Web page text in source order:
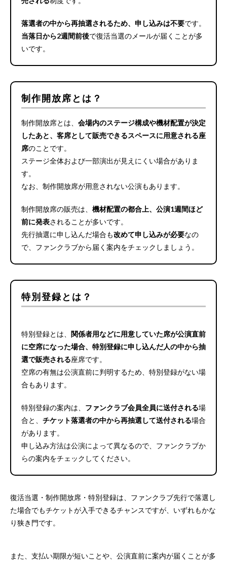
落選者の中から再抽選されるため、申し込みは不要です。
当落日から2週間前後で復活当選のメールが届くことが多
いです。
制作開放席とは？
制作開放席とは、 会場内のステージ構成や機材配置が決定
したあと、客席として販売できるスペースに用意される座
席のことです。
ステージ全体および一部演出が見えにくい場合がありま
す。
なお、制作開放席が用意されない公演もあります。
制作開放席の販売は、 機材配置の都合上、公演1週間ほど
前に発表されることが多いです。
先行抽選に申し込んだ場合も改めて申し込みが必要なの
で、ファンクラブから届く案内をチェックしましょう。
特別登録とは？
特別登録とは、 関係者用などに用意していた席が公演直前
に空席になった場合、特別登録に申し込んだ人の中から抽
選で販売される座席です。
空席の有無は公演直前に判明するため、特別登録がない場
合もあります。
特別登録の案内は、 ファンクラブ会員全員に送付される場
合と、 チケット落選者の中から再抽選して送付される場合
があります。
申し込み方法は公演によって異なるので、ファンクラブか
らの案内をチェックしてください。
復活当選・制作開放席・特別登録は、ファンクラブ先行で落選し
た場合でもチケットが入手できるチャンスですが、いずれもかな
り狭き門です。
また、支払い期限が短いことや、公演直前に案内が届くことが多